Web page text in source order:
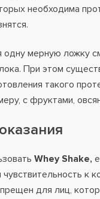
необходима
одну мерную ложку
При этом
такого
с фруктами,
Whey Shake,
к
для лиц,